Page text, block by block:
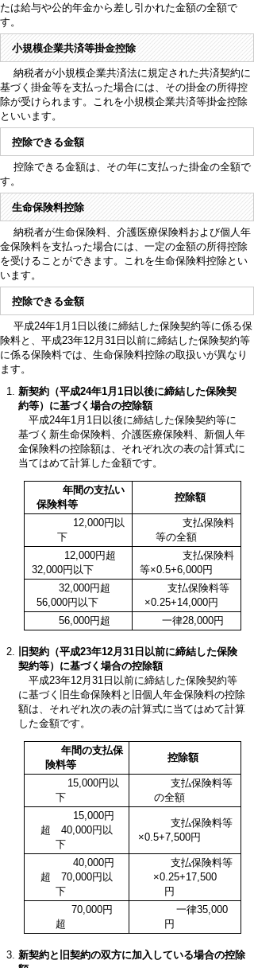
たは給与や公的年金から差し引かれた金額の全額で
す。
小規模企業共済等掛金控除
納税者が小規模企業共済法に規定された共済契約に
基づく掛金等を支払った場合には、その掛金の所得控
除が受けられます。これを小規模企業共済等掛金控除
といいます。
控除できる金額
控除できる金額は、その年に支払った掛金の全額で
す。
生命保険料控除
納税者が生命保険料、介護医療保険料および個人年
金保険料を支払った場合には、一定の金額の所得控除
を受けることができます。これを生命保険料控除とい
います。
控除できる金額
平成24年1月1日以後に締結した保険契約等に係る保
険料と、平成23年12月31日以前に締結した保険契約等
に係る保険料では、生命保険料控除の取扱いが異なり
ます。
新契約（平成24年1月1日以後に締結した保険契
約等）に基づく場合の控除額
平成24年1月1日以後に締結した保険契約等に
基づく新生命保険料、介護医療保険料、新個人年
金保険料の控除額は、それぞれ次の表の計算式に
当てはめて計算した金額です。
年間の支払い
保険料等
控除額
12,000円以
下
支払保険料
等の全額
12,000円超
32,000円以下
支払保険料
等×0.5+6,000円
32,000円超
56,000円以下
支払保険料等
×0.25+14,000円
56,000円超
一律28,000円
旧契約（平成23年12月31日以前に締結した保険
契約等）に基づく場合の控除額
平成23年12月31日以前に締結した保険契約等
に基づく旧生命保険料と旧個人年金保険料の控除
額は、それぞれ次の表の計算式に当てはめて計算
した金額です。
年間の支払保
険料等
控除額
15,000円以
下
支払保険料等
の全額
15,000円
超 40,000円以
下
支払保険料等
×0.5+7,500円
40,000円
超 70,000円以
下
支払保険料等
×0.25+17,500
円
70,000円
超
一律35,000
円
新契約と旧契約の双方に加入している場合の控除